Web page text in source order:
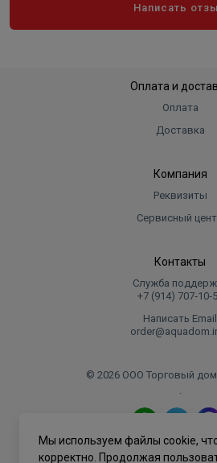
Написать
Оплата и
Оплата
Доставка
Компания
Реквизиты
Сервисный
Контакты
Служба
+7 (914)
Написать Email
© 2026 ООО Торговый
.
Политика
Мы используем файлы cookie,
корректно. Продолжая